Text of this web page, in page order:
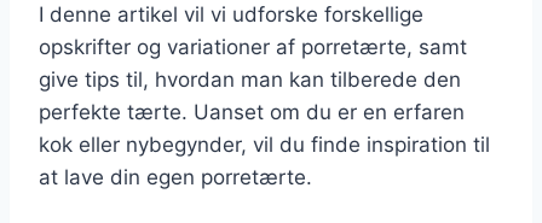
I denne artikel vil vi udforske forskellige
opskrifter og variationer af porretærte, samt
give tips til, hvordan man kan tilberede den
perfekte tærte. Uanset om du er en erfaren
kok eller nybegynder, vil du finde inspiration til
at lave din egen porretærte.